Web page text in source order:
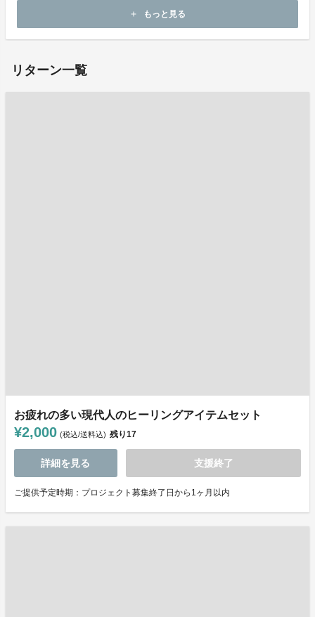
add もっと見る
リターン一覧
お疲れの多い現代人のヒーリングアイテムセット
¥2,000 (税込/送料込) 残り17
詳細を見る 支援終了
ご提供予定時期：プロジェクト募集終了日から1ヶ月以内